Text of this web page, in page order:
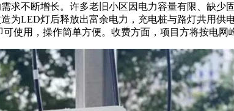
求不断增长。许多老旧小区因电力容量有限、缺
为LED灯后释放出富余电力，充电桩与路灯共用供
使用，操作简单方便。收费方面，项目方将按电网